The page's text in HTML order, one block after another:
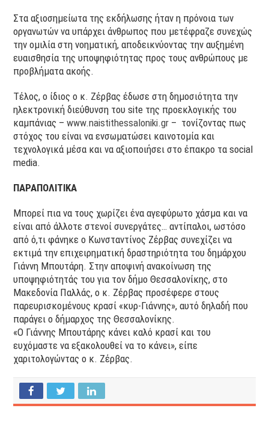
Στα αξιοσημείωτα της εκδήλωσης ήταν η πρόνοια των
οργανωτών να υπάρχει άνθρωπος που μετέφραζε συνεχώς
την ομιλία στη νοηματική, αποδεικνύοντας την αυξημένη
ευαισθησία της υποψηφιότητας προς τους ανθρώπους με
προβλήματα ακοής.
Τέλος, ο ίδιος ο κ. Ζέρβας έδωσε στη δημοσιότητα την
ηλεκτρονική διεύθυνση του site της προεκλογικής του
καμπάνιας –www.naistithessaloniki.gr – τονίζοντας πως
στόχος του είναι να ενσωματώσει καινοτομία και
τεχνολογικά μέσα και να αξιοποιήσει στο έπακρο τα social
media.
ΠΑΡΑΠΟΛΙΤΙΚΑ
Μπορεί πια να τους χωρίζει ένα αγεφύρωτο χάσμα και να
είναι από άλλοτε στενοί συνεργάτες… αντίπαλοι, ωστόσο
από ό,τι φάνηκε ο Κωνσταντίνος Ζέρβας συνεχίζει να
εκτιμά την επιχειρηματική δραστηριότητα του δημάρχου
Γιάννη Μπουτάρη. Στην αποψινή ανακοίνωση της
υποψηφιότητάς του για τον δήμο Θεσσαλονίκης, στο
Μακεδονία Παλλάς, ο κ. Ζέρβας προσέφερε στους
παρευρισκομένους κρασί «κυρ-Γιάννης», αυτό δηλαδή που
παράγει ο δήμαρχος της Θεσσαλονίκης.
«Ο Γιάννης Μπουτάρης κάνει καλό κρασί και του
ευχόμαστε να εξακολουθεί να το κάνει», είπε
χαριτολογώντας ο κ. Ζέρβας.